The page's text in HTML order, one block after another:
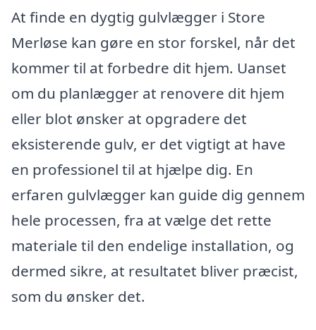
At finde en dygtig gulvlægger i Store
Merløse kan gøre en stor forskel, når det
kommer til at forbedre dit hjem. Uanset
om du planlægger at renovere dit hjem
eller blot ønsker at opgradere det
eksisterende gulv, er det vigtigt at have
en professionel til at hjælpe dig. En
erfaren gulvlægger kan guide dig gennem
hele processen, fra at vælge det rette
materiale til den endelige installation, og
dermed sikre, at resultatet bliver præcist,
som du ønsker det.